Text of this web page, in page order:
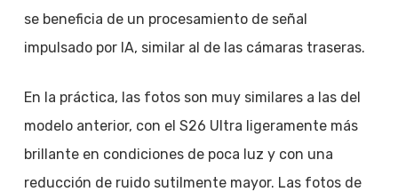
se beneficia de un procesamiento de señal
impulsado por IA, similar al de las cámaras traseras.
En la práctica, las fotos son muy similares a las del
modelo anterior, con el S26 Ultra ligeramente más
brillante en condiciones de poca luz y con una
reducción de ruido sutilmente mayor. Las fotos de